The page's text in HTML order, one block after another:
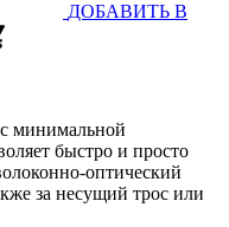
ДОБАВИТЬ В
минимальной
быстро и просто
оптический
за несущий трос или